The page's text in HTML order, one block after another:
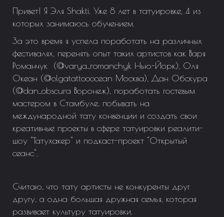
Привет! Я Эля Shakti. Уже 8 лет в татуировке, 4 из
которых занимаюсь обучением.
За это время я успела поработать на различных
фестивалях, перенять опыт таких артистов как Варя
Романчук (@varya_romanchyk Нью-Йорк), Оля
Океан (@olgatattooocean Москва), Дан Обскура
(@dan_obscura Воронеж), поработать гостевым
мастером в Стамбуле, побывать на
международной тату конвенции и создать свои
креативные проекты в сфере татуировки реалити-
шоу "Татухакер" и подкаст-проект "Открытый
сеанс".
Считаю, что тату артисты не конкуренты друг
другу, а одна большая дружная семья, которая
развивает культуру татуировки.